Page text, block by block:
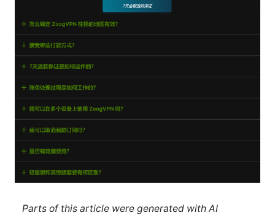
Parts of this article were generated with AI